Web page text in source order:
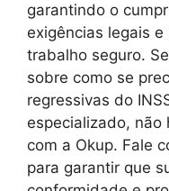
garantindo o
exigências legais
trabalho seguro.
sobre como se
regressivas do
especializado,
com a Okup. Fale
para garantir que